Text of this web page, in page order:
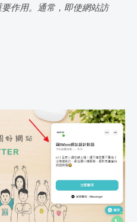
作用。通常，即使網站訪